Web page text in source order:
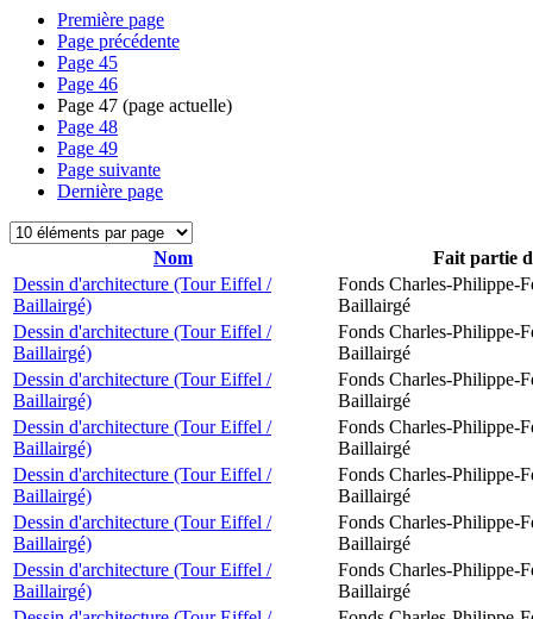
Première page
Page précédente
Page 45
Page 46
Page 47 (page actuelle)
Page 48
Page 49
Page suivante
Dernière page
Nom
Fait partie
Dessin d'architecture (Tour Eiffel /
Baillairgé)
Fonds Charles-Philippe-
Baillairgé
Dessin d'architecture (Tour Eiffel /
Baillairgé)
Fonds Charles-Philippe-
Baillairgé
Dessin d'architecture (Tour Eiffel /
Baillairgé)
Fonds Charles-Philippe-
Baillairgé
Dessin d'architecture (Tour Eiffel /
Baillairgé)
Fonds Charles-Philippe-
Baillairgé
Dessin d'architecture (Tour Eiffel /
Baillairgé)
Fonds Charles-Philippe-
Baillairgé
Dessin d'architecture (Tour Eiffel /
Baillairgé)
Fonds Charles-Philippe-
Baillairgé
Dessin d'architecture (Tour Eiffel /
Baillairgé)
Fonds Charles-Philippe-
Baillairgé